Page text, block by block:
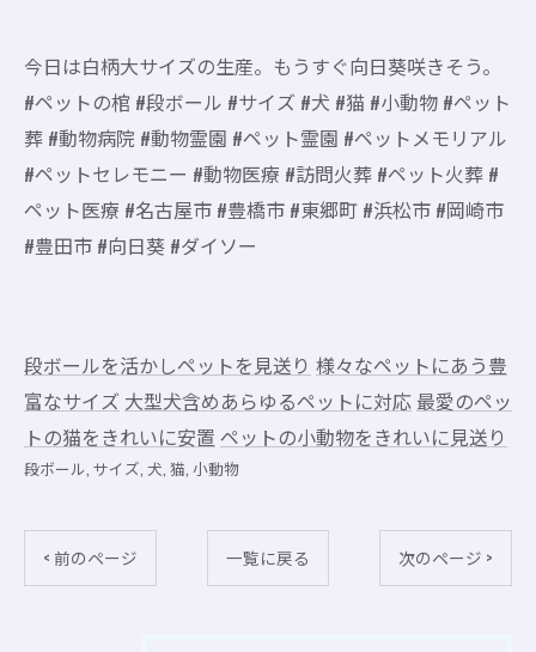
今日は白柄大サイズの生産。もうすぐ向日葵咲きそう。
#ペットの棺 #段ボール #サイズ #犬 #猫 #小動物 #ペット
葬 #動物病院 #動物霊園 #ペット霊園 #ペットメモリアル
#ペットセレモニー #動物医療 #訪問火葬 #ペット火葬 #
ペット医療 #名古屋市 #豊橋市 #東郷町 #浜松市 #岡崎市
#豊田市 #向日葵 #ダイソー
段ボールを活かしペットを見送り 様々なペットにあう豊
富なサイズ 大型犬含めあらゆるペットに対応 最愛のペッ
トの猫をきれいに安置 ペットの小動物をきれいに見送り
段ボール サイズ 犬 猫 小動物
< 前のページ 一覧に戻る 次のページ >